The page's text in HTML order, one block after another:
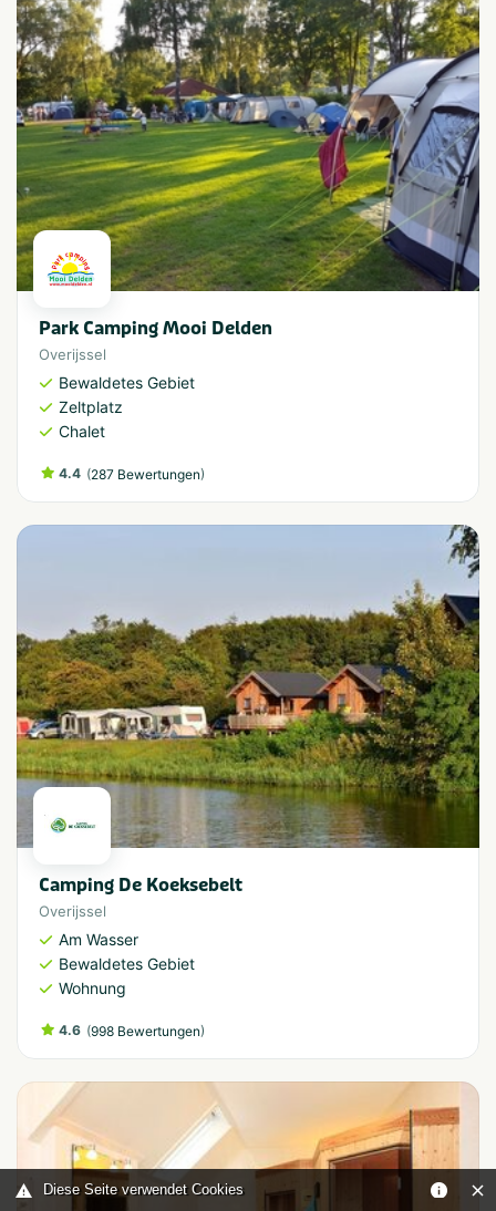
Diese Seite verwendet Cookies
Park Camping Mooi Delden
Overijssel
Bewaldetes Gebiet
Zeltplatz
Chalet
4.4 (287 Bewertungen)
Camping De Koeksebelt
Overijssel
Am Wasser
Bewaldetes Gebiet
Wohnung
4.6 (998 Bewertungen)